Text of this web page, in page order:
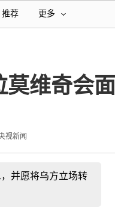
推荐 更多
莫维奇会面
视新闻
并愿将乌方立场转